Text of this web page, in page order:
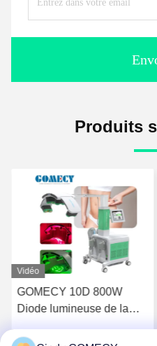
Produits
Vidéo
GOMECY 10D 800W
Diode lumineuse de la
stimulation musculaire de